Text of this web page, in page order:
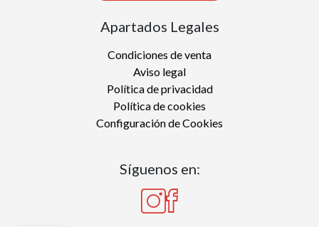
Apartados Legales
Condiciones de venta
Aviso legal
Política de privacidad
Política de cookies
Configuración de Cookies
Síguenos en: